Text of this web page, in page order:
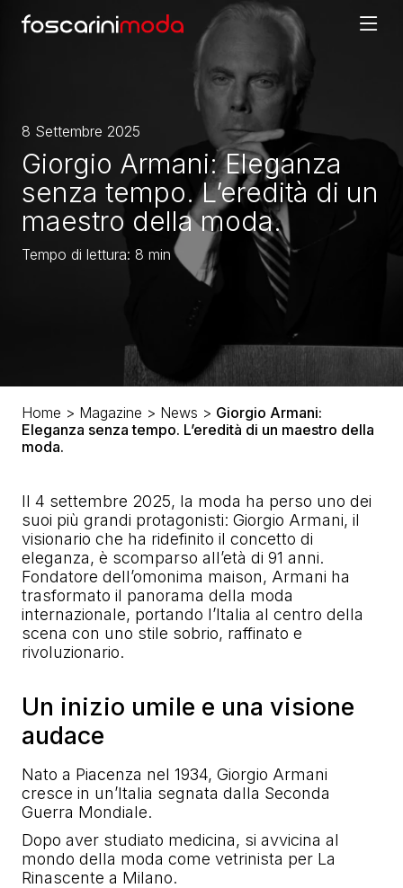
8 Settembre 2025
Giorgio Armani: Eleganza
senza tempo. L’eredità di un
maestro della moda.
Tempo di lettura: 8 min
Home > Magazine > News > Giorgio Armani:
Eleganza senza tempo. L’eredità di un maestro della
moda.
Il 4 settembre 2025, la moda ha perso uno dei
suoi più grandi protagonisti: Giorgio Armani, il
visionario che ha ridefinito il concetto di
eleganza, è scomparso all’età di 91 anni.
Fondatore dell’omonima maison, Armani ha
trasformato il panorama della moda
internazionale, portando l’Italia al centro della
scena con uno stile sobrio, raffinato e
rivoluzionario.
Un inizio umile e una visione
audace
Nato a Piacenza nel 1934, Giorgio Armani
cresce in un’Italia segnata dalla Seconda
Guerra Mondiale.
Dopo aver studiato medicina, si avvicina al
mondo della moda come vetrinista per La
Rinascente a Milano.